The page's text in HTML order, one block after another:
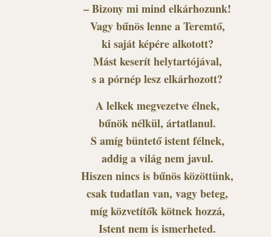
– Bizony mi mind elkárhozunk!
Vagy bűnös lenne a Teremtő,
ki saját képére alkotott?
Mást keserít helytartójával,
s a pórnép lesz elkárhozott?
A lelkek megvezetve élnek,
bűnök nélkül, ártatlanul.
S amíg büntető istent félnek,
addig a világ nem javul.
Hiszen nincs is bűnös közöttünk,
csak tudatlan van, vagy beteg,
míg közvetítők kötnek hozzá,
Istent nem is ismerheted.